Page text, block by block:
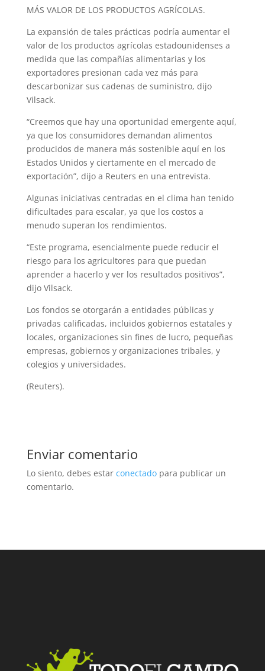
MÁS VALOR DE LOS PRODUCTOS AGRÍCOLAS.
La expansión de tales prácticas podría aumentar el
valor de los productos agrícolas estadounidenses a
medida que las compañías alimentarias y los
exportadores presionan cada vez más para
descarbonizar sus cadenas de suministro, dijo
Vilsack.
“Creemos que hay una oportunidad emergente aquí,
ya que los consumidores demandan alimentos
producidos de manera más sostenible aquí en los
Estados Unidos y ciertamente en el mercado de
exportación”, dijo a Reuters en una entrevista.
Algunas iniciativas centradas en el clima han tenido
dificultades para escalar, ya que los costos a
menudo superan los rendimientos.
“Este programa, esencialmente puede reducir el
riesgo para los agricultores para que puedan
aprender a hacerlo y ver los resultados positivos”,
dijo Vilsack.
Los fondos se otorgarán a entidades públicas y
privadas calificadas, incluidos gobiernos estatales y
locales, organizaciones sin fines de lucro, pequeñas
empresas, gobiernos y organizaciones tribales, y
colegios y universidades.
(Reuters).
Enviar comentario
Lo siento, debes estar conectadopara publicar un
comentario.